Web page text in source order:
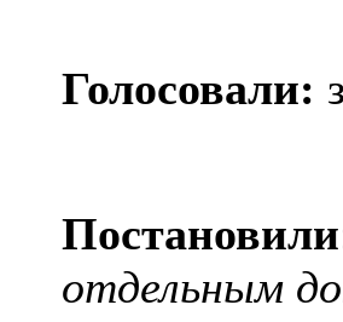
Голосовали:
Постановили
отдельным